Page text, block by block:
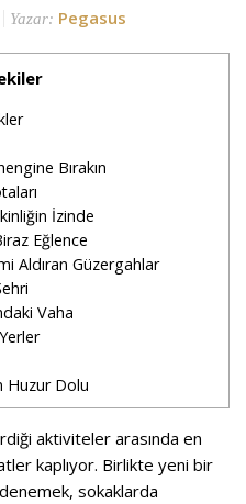
Yazar: Pegasus
Bırakın
İzinde
Eğlence
Aldıran Güzergahlar
Vaha
Huzur Dolu
aktiviteler arasında en
kaplıyor. Birlikte yeni bir
sokaklarda